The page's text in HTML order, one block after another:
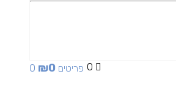
0 0 פריטים ₪0